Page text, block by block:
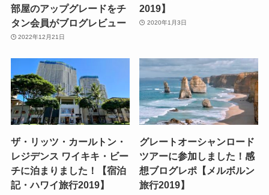
部屋のアップグレードをチ
タン会員がブログレビュー
2022年12月21日
2019】
2020年1月3日
ザ・リッツ・カールトン・
レジデンス ワイキキ・ビー
チに泊まりました！【宿泊
記・ハワイ旅行2019】
グレートオーシャンロード
ツアーに参加しました！感
想ブログレポ【メルボルン
旅行2019】